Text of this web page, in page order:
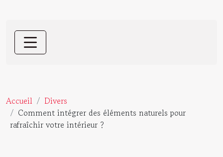
Accueil
Divers
Comment intégrer des éléments naturels pour
rafraîchir votre intérieur ?